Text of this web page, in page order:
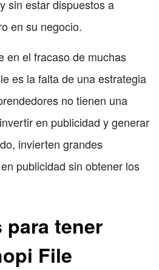
sin estar dispuestos a
en su negocio.
en el fracaso de muchas
es la falta de una estrategia
no tienen una
en publicidad y generar
invierten grandes
publicidad sin obtener los
para tener
File